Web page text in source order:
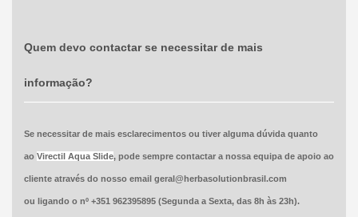
Quem devo contactar se necessitar de mais
informação?
Se necessitar de mais esclarecimentos ou tiver alguma dúvida quanto
ao Virectil Aqua Slide,pode sempre contactar a nossa equipa de apoio ao
cliente através do nosso email geral@herbasolutionbrasil.com
ou ligando o nº +351 962395895 (Segunda a Sexta, das 8h às 23h).